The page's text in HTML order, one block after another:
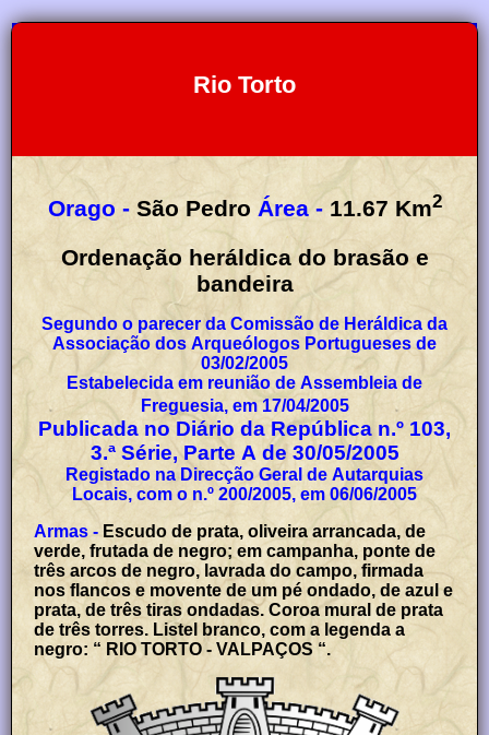
Rio Torto
Orago - São Pedro Área - 11.67 Km2
Ordenação heráldica do brasão e
bandeira
Segundo o parecer da Comissão de Heráldica da
Associação dos Arqueólogos Portugueses de
03/02/2005
Estabelecida em reunião de Assembleia de
Freguesia, em 17/04/2005
Publicada no Diário da República n.º 103,
3.ª Série, Parte A de 30/05/2005
Registado na Direcção Geral de Autarquias
Locais, com o n.º 200/2005, em 06/06/2005
Armas - Escudo de prata, oliveira arrancada, de
verde, frutada de negro; em campanha, ponte de
três arcos de negro, lavrada do campo, firmada
nos flancos e movente de um pé ondado, de azul e
prata, de três tiras ondadas. Coroa mural de prata
de três torres. Listel branco, com a legenda a
negro: “ RIO TORTO - VALPAÇOS “.